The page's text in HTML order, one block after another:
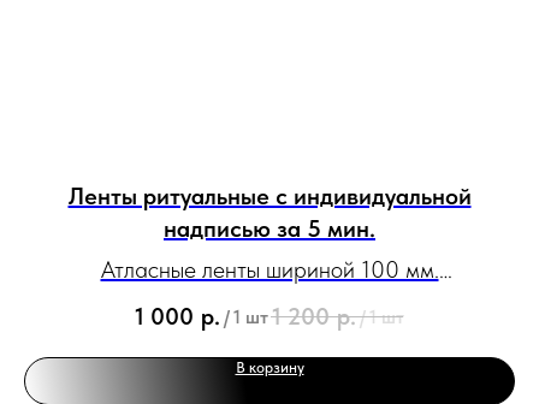
Ленты ритуальные с индивидуальной
надписью за 5 мин.
Атласные ленты шириной 100 мм.
рисунков.
1 000 р. /1 шт1 200 р./1 шт
В корзину